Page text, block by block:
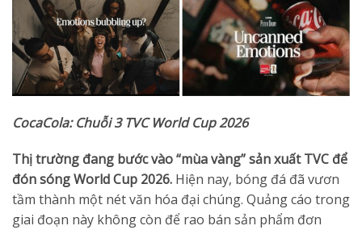
CocaCola: Chuỗi 3 TVC World Cup 2026
Thị trường đang bước vào “mùa vàng” sản xuất TVC để
đón sóng World Cup 2026. Hiện nay, bóng đá đã vươn
tầm thành một nét văn hóa đại chúng. Quảng cáo trong
giai đoạn này không còn để rao bán sản phẩm đơn